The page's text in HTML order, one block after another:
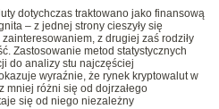
dotychczas traktowano jako finansową
– z jednej strony cieszyły się
z drugiej zaś rodziły
Zastosowanie metod statystycznych
do analizy stu najczęściej
wyraźnie, że rynek kryptowalut w
mniej różni się od dojrzałego
się od niego niezależny